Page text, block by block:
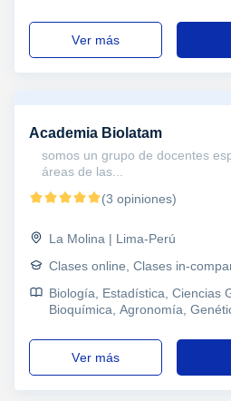
ver más
Academia Biolatam
somos un grupo de docentes
áreas de las...
(3 opiniones)
La Molina | Lima-Perú
Clases online, Clases in-
Biología, Estadística, Ciencias
Bioquímica, Agronomía,
ver más